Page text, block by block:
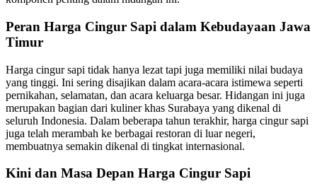
Peran Harga Cingur Sapi dalam Kebudayaan Jawa
Timur
Harga cingur sapi tidak hanya lezat tapi juga memiliki nilai budaya
yang tinggi. Ini sering disajikan dalam acara-acara istimewa seperti
pernikahan, selamatan, dan acara keluarga besar. Hidangan ini juga
merupakan bagian dari kuliner khas Surabaya yang dikenal di
seluruh Indonesia. Dalam beberapa tahun terakhir, harga cingur sapi
juga telah merambah ke berbagai restoran di luar negeri,
membuatnya semakin dikenal di tingkat internasional.
Kini dan Masa Depan Harga Cingur Sapi